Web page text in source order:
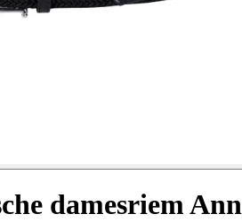
damesriem Ann